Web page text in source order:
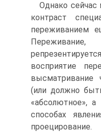
Однако
контраст
переживанием
восприятие
высматривание
(или должно
«абсолютное»,
способах